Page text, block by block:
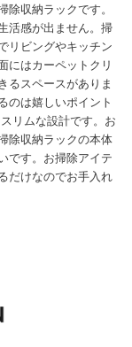
除収納ラックです。
活感が出ません。掃
リビングやキッチン
にはカーペットクリ
るスペースがありま
のは嬉しいポイント
リムな設計です。お
除収納ラックの本体
です。お掃除アイテ
だけなのでお手入れ